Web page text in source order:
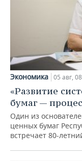
Экономика 05 авг,
«Развитие
бумаг —
Один из
ценных бумаг
встречает 80-